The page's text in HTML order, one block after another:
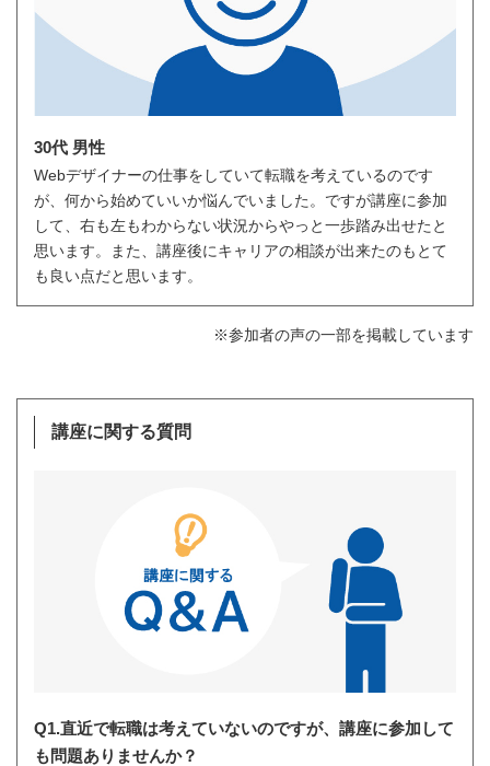
30代 男性
Webデザイナーの仕事をしていて転職を考えているのです
が、何から始めていいか悩んでいました。ですが講座に参加
して、右も左もわからない状況からやっと一歩踏み出せたと
思います。また、講座後にキャリアの相談が出来たのもとて
も良い点だと思います。
※参加者の声の一部を掲載しています
講座に関する質問
Q1.直近で転職は考えていないのですが、講座に参加して
も問題ありませんか？